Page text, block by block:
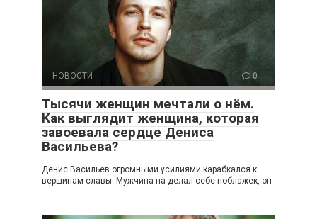
НОВОСТИ 0
Тысячи женщин мечтали о нём.
Как выглядит женщина, которая
завоевала сердце Дениса
Васильева?
Денис Васильев огромными усилиями карабкался к
вершинам славы. Мужчина на делал себе поблажек, он